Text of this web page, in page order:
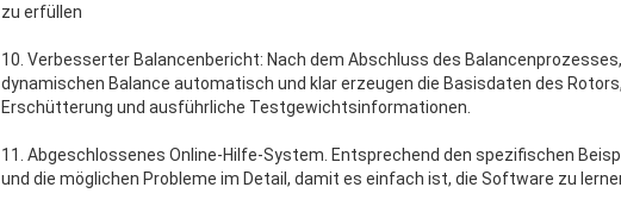
zu erfüllen
10. Verbesserter Balancenbericht: Nach dem Abschluss des
dynamischen Balance automatisch und klar erzeugen die Basisdaten des
Erschütterung und ausführliche Testgewichtsinformationen.
11. Abgeschlossenes Online-Hilfe-System. Entsprechend den spezifischen
und die möglichen Probleme im Detail, damit es einfach ist, die Software zu